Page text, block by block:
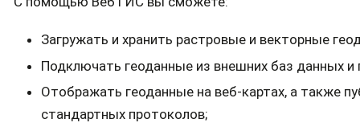
Загружать и хранить растровые и векторные
Подключать геоданные из внешних баз данных и
Отображать геоданные на веб-картах, а также
стандартных протоколов;